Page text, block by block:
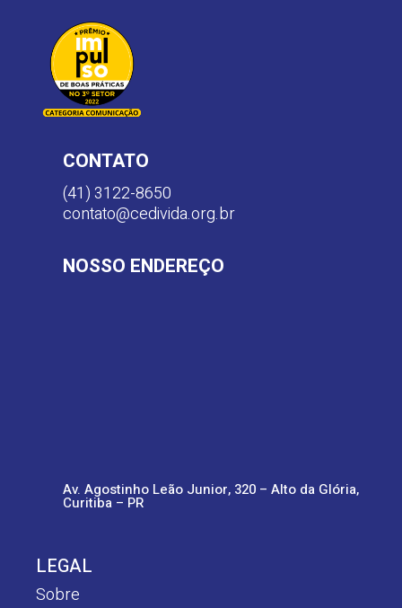
CONTATO
(41) 3122-8650
contato@cedivida.org.br
NOSSO ENDEREÇO
Av. Agostinho Leão Junior, 320 – Alto da Glória,
Curitiba – PR
LEGAL
Sobre